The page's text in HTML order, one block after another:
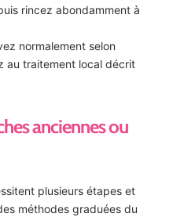
rincez abondamment à
normalement selon
au traitement local décrit
anciennes ou
plusieurs étapes et
méthodes graduées du